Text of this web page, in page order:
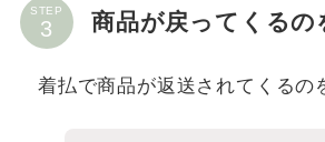
STEP 商品が戻ってくるの
着払で商品が返送されてくるの